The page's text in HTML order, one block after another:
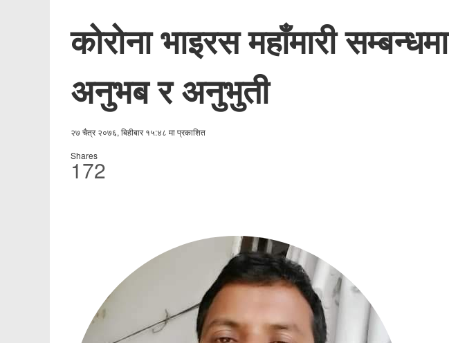
कोरोना भाइरस महाँमारी सम्बन्धमा
अनुभब र अनुभुती
२७ चैत्र २०७६, बिहीबार १५:४८ मा प्रकाशित
Shares
172